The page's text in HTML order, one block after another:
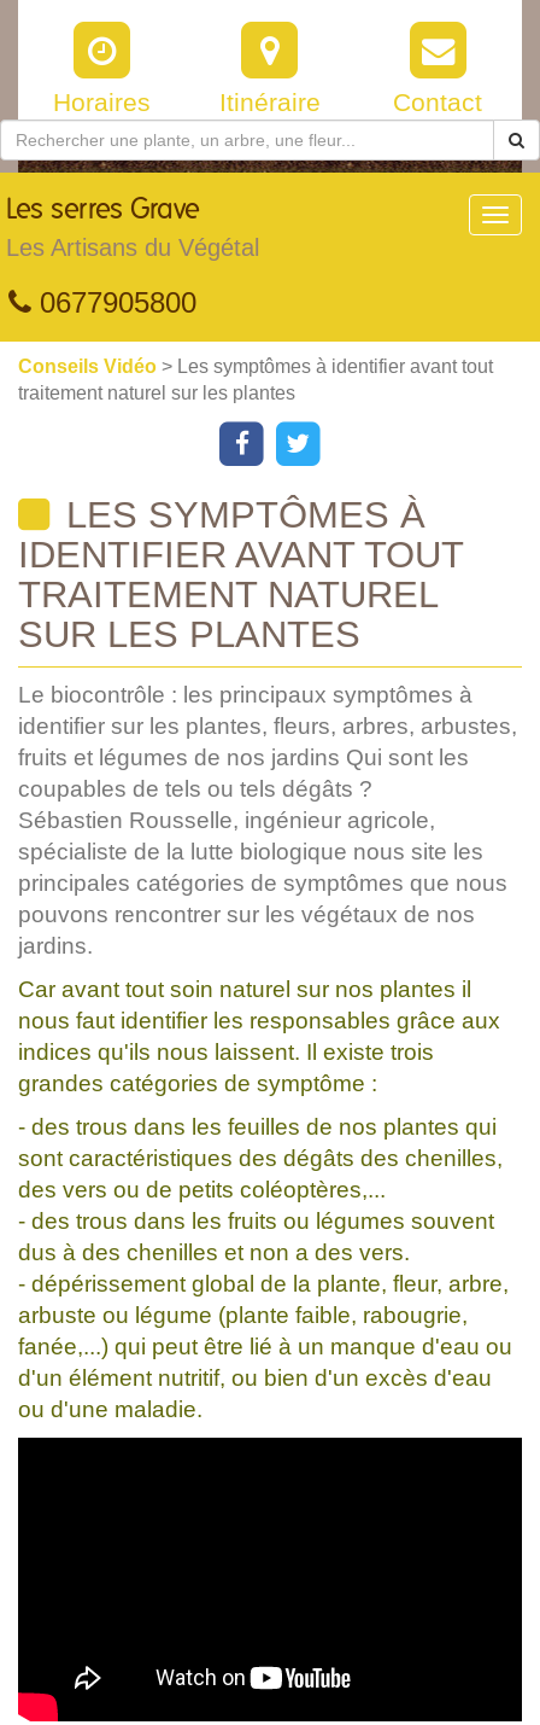
Horaires Itinéraire Contact
Les serres Grave
Les Artisans du Végétal
0677905800
Conseils Vidéo > Les symptômes à identifier avant tout
traitement naturel sur les plantes
LES SYMPTÔMES À
IDENTIFIER AVANT TOUT
TRAITEMENT NATUREL
SUR LES PLANTES
Le biocontrôle : les principaux symptômes à
identifier sur les plantes, fleurs, arbres, arbustes,
fruits et légumes de nos jardins Qui sont les
coupables de tels ou tels dégâts ?
Sébastien Rousselle, ingénieur agricole,
spécialiste de la lutte biologique nous site les
principales catégories de symptômes que nous
pouvons rencontrer sur les végétaux de nos
jardins.
Car avant tout soin naturel sur nos plantes il
nous faut identifier les responsables grâce aux
indices qu'ils nous laissent. Il existe trois
grandes catégories de symptôme :
- des trous dans les feuilles de nos plantes qui
sont caractéristiques des dégâts des chenilles,
des vers ou de petits coléoptères,...
- des trous dans les fruits ou légumes souvent
dus à des chenilles et non a des vers.
- dépérissement global de la plante, fleur, arbre,
arbuste ou légume (plante faible, rabougrie,
fanée,...) qui peut être lié à un manque d'eau ou
d'un élément nutritif, ou bien d'un excès d'eau
ou d'une maladie.